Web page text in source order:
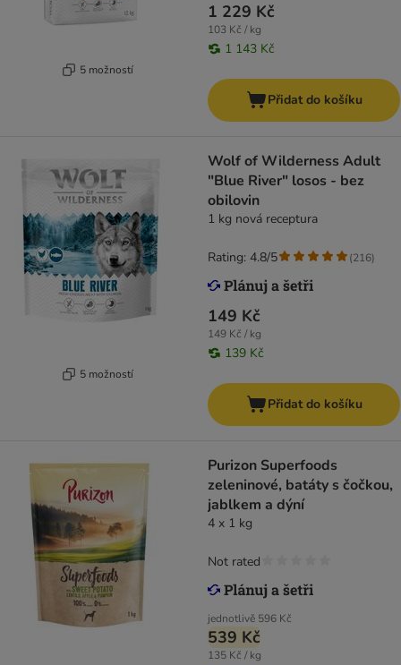
5 možností
1 229 Kč
103 Kč / kg
1 143 Kč
Přidat do košíku
5 možností
Wolf of Wilderness Adult
"Blue River" losos - bez
obilovin
1 kg nová receptura
149 Kč
149 Kč / kg
139 Kč
Rating: 4.8/5 (216)
Přidat do košíku
Purizon Superfoods
zeleninové, batáty s čočkou,
jablkem a dýní
4 x 1 kg
jednotlivě 596 Kč
539 Kč
135 Kč / kg
Not rated